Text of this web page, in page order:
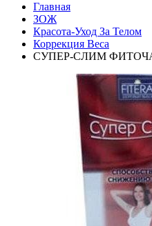
Главная
ЗОЖ
Красота-Уход За Телом
Коррекция Веса
СУПЕР-СЛИМ